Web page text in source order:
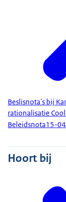
Beslisnota's bij
rationalisatie
Beleidsnota15-
Hoort bij